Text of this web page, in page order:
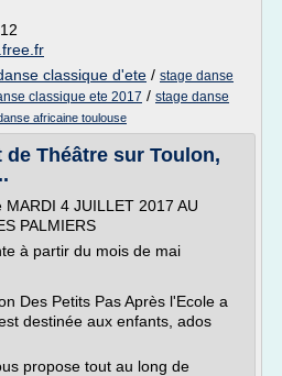
classique d'ete / stage danse
classique ete 2017 / stage danse
africaine toulouse
de Théâtre sur Toulon,
4 JUILLET 2017 AU
PALMIERS
à partir du mois de mai
Des Petits Pas Après l'Ecole a
destinée aux enfants, ados
propose tout au long de